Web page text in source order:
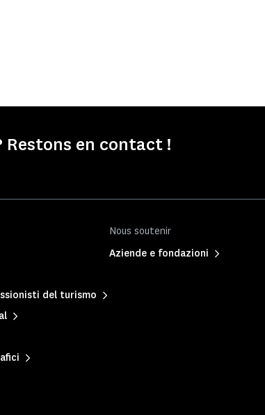
en contact !
del turismo
Nous soutenir
Aziende e fondazioni